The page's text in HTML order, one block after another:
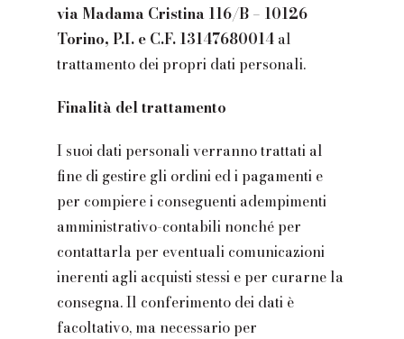
via Madama Cristina 116/B – 10126
Torino, P.I. e C.F. 13147680014al
trattamento dei propri dati personali.
Finalità del trattamento
I suoi dati personali verranno trattati al
fine di gestire gli ordini ed i pagamenti e
per compiere i conseguenti adempimenti
amministrativo-contabili nonché per
contattarla per eventuali comunicazioni
inerenti agli acquisti stessi e per curarne la
consegna. Il conferimento dei dati è
facoltativo, ma necessario per